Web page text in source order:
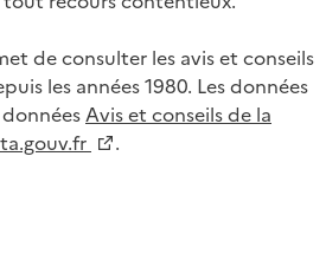
de consulter les avis et conseils
les années 1980. Les données
Avis et conseils de la
.